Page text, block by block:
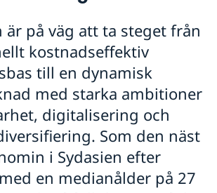
svenska företag
Bangladesh
är på väg att ta steget från
kostnadseffektiv
till en dynamisk
med starka ambitioner
digitalisering och
Som den näst
i Sydasien efter
en medianålder på 27